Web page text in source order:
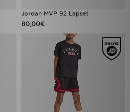
Jordan MVP 92 Lapset
80,00€